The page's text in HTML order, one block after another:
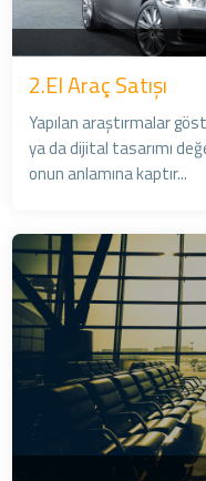
2.El Araç Satışı
Yapılan araştırmalar
ya da dijital tasarımı
onun anlamına kaptır...